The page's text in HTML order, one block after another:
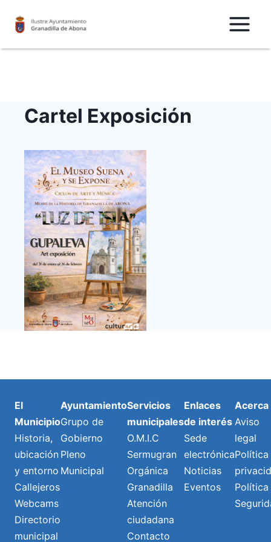
Cartel Exposición
El
Municipio
Historia,
ubicación
y entorno
Callejeros
Webcams
Directorio
municipal
Ayuntamiento
Grupo de
Gobierno
Pleno
Municipal
Servicios
municipales
O.M.I.C
Sermugran
Orgánica
Granadilla
Atención
ciudadana
Contacto
Enlaces
de interés
Sede
electrónica
Noticias
Eventos
Acerca
Aviso
legal
Política
Política